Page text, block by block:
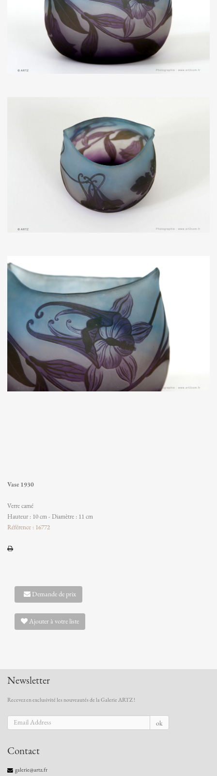
Vase 1930
Verre camé
Hauteur : 10 cm - Diamètre : 11 cm
Référence : 16772
Demande de prix
Ajouter à votre liste
Newsletter
Recevez en exclusivité les nouveautés de la Galerie ARTZ !
ok
Contact
galerie@artz.fr